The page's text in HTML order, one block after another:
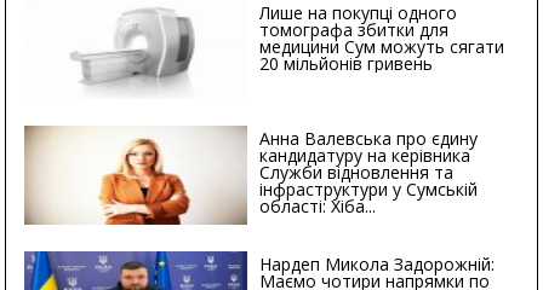
Лише на покупці одного
томографа збитки для
медицини Сум можуть сягати
20 мільйонів гривень
Анна Валевська про єдину
кандидатуру на керівника
Служби відновлення та
інфраструктури у Сумській
області: Хіба...
Нардеп Микола Задорожній:
Маємо чотири напрямки по